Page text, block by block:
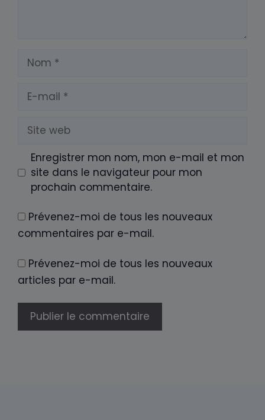
Nom
mail
Site
web
Enregistrer mon nom, mon e-mail et mon
site dans le navigateur pour mon
prochain commentaire.
Prévenez-moi de tous les nouveaux
commentaires par e-mail.
Prévenez-moi de tous les nouveaux
articles par e-mail.